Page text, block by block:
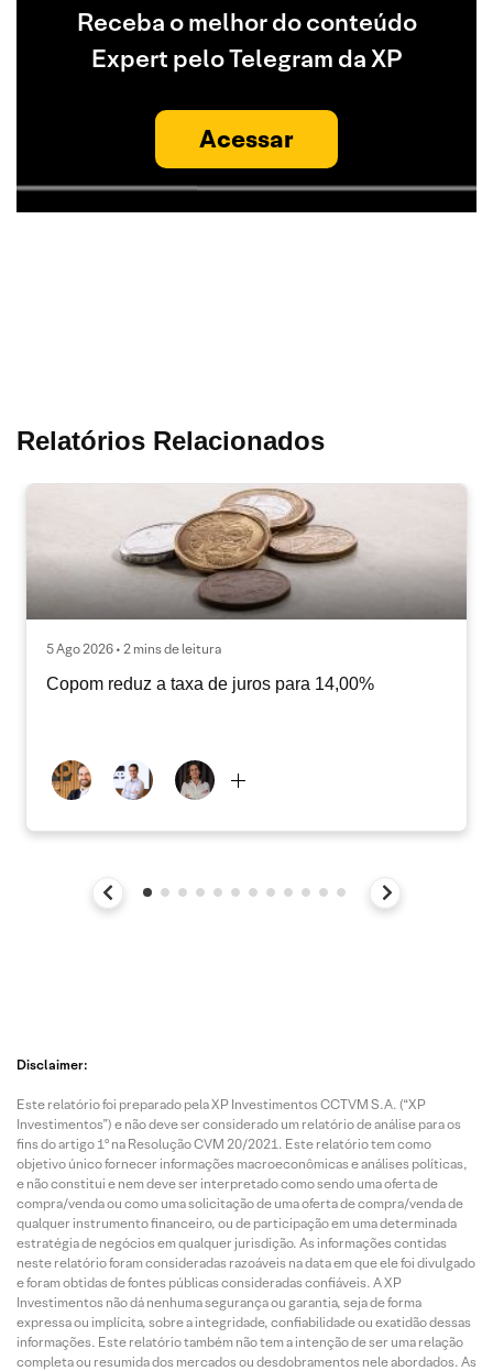
Receba o melhor do conteúdo
Expert pelo Telegram da XP
Acessar
Relatórios Relacionados
5 Ago 2026 • 2 mins de leitura
Copom reduz a taxa de juros para 14,00%
Disclaimer:
Este relatório foi preparado pela XP Investimentos CCTVM S.A. (“XP
Investimentos”) e não deve ser considerado um relatório de análise para os
fins do artigo 1º na Resolução CVM 20/2021. Este relatório tem como
objetivo único fornecer informações macroeconômicas e análises políticas,
e não constitui e nem deve ser interpretado como sendo uma oferta de
compra/venda ou como uma solicitação de uma oferta de compra/venda de
qualquer instrumento financeiro, ou de participação em uma determinada
estratégia de negócios em qualquer jurisdição. As informações contidas
neste relatório foram consideradas razoáveis na data em que ele foi divulgado
e foram obtidas de fontes públicas consideradas confiáveis. A XP
Investimentos não dá nenhuma segurança ou garantia, seja de forma
expressa ou implícita, sobre a integridade, confiabilidade ou exatidão dessas
informações. Este relatório também não tem a intenção de ser uma relação
completa ou resumida dos mercados ou desdobramentos nele abordados. As